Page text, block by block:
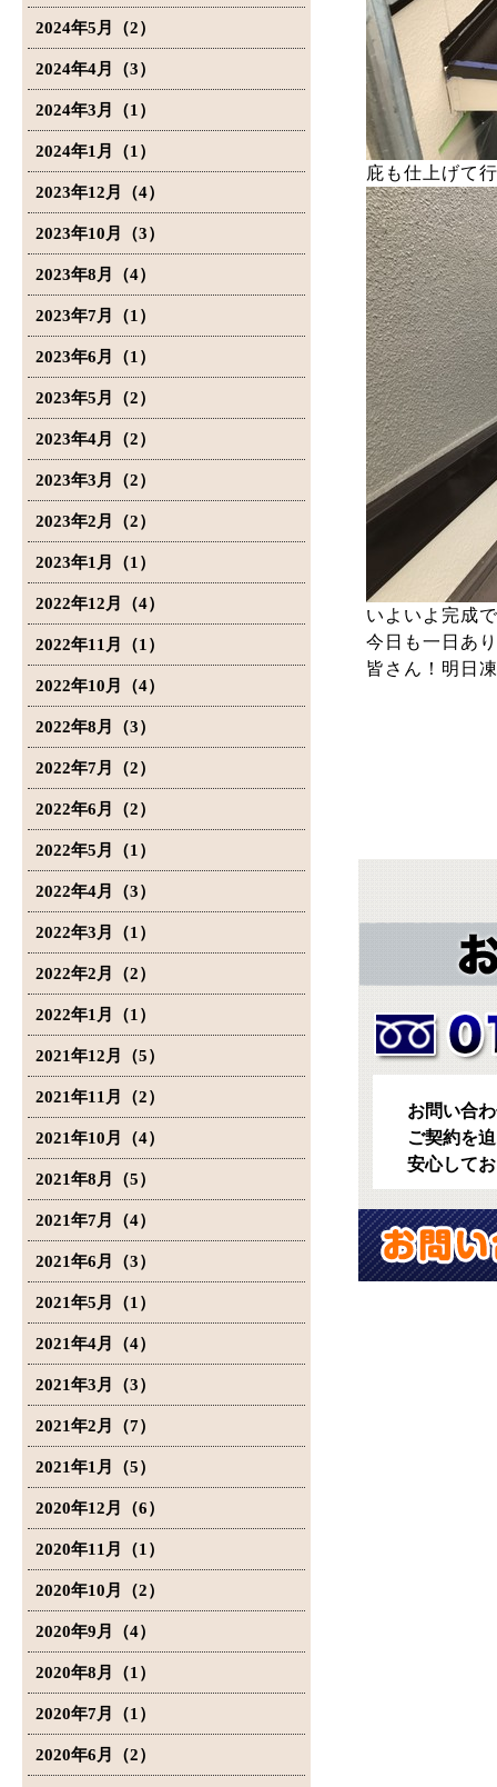
2024年5月（2）
2024年4月（3）
2024年3月（1）
2024年1月（1）
2023年12月（4）
2023年10月（3）
2023年8月（4）
2023年7月（1）
2023年6月（1）
2023年5月（2）
2023年4月（2）
2023年3月（2）
2023年2月（2）
2023年1月（1）
2022年12月（4）
2022年11月（1）
2022年10月（4）
2022年8月（3）
2022年7月（2）
2022年6月（2）
2022年5月（1）
2022年4月（3）
2022年3月（1）
2022年2月（2）
2022年1月（1）
2021年12月（5）
2021年11月（2）
2021年10月（4）
2021年8月（5）
2021年7月（4）
2021年6月（3）
2021年5月（1）
2021年4月（4）
2021年3月（3）
2021年2月（7）
2021年1月（5）
2020年12月（6）
2020年11月（1）
2020年10月（2）
2020年9月（4）
2020年8月（1）
2020年7月（1）
2020年6月（2）
庇も仕上げて
いよいよ完成
今日も一日あ
皆さん！明日
お問い合
ご契約を
安心して